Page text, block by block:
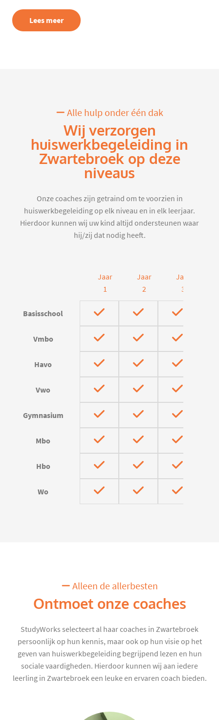
Lees meer
Alle hulp onder één dak
Wij verzorgen
huiswerkbegeleiding in
Zwartebroek op deze
niveaus
Onze coaches zijn getraind om te voorzien in
huiswerkbegeleiding op elk niveau en in elk leerjaar.
Hierdoor kunnen wij uw kind altijd ondersteunen waar
hij/zij dat nodig heeft.
Jaar
1
Jaar
2
Jaar
3
Basisschool
Vmbo
Havo
Vwo
Gymnasium
Mbo
Hbo
Wo
Alleen de allerbesten
Ontmoet onze coaches
StudyWorks selecteert al haar coaches in Zwartebroek
persoonlijk op hun kennis, maar ook op hun visie op het
geven van huiswerkbegeleiding begrijpend lezen en hun
sociale vaardigheden. Hierdoor kunnen wij aan iedere
leerling in Zwartebroek een leuke en ervaren coach bieden.